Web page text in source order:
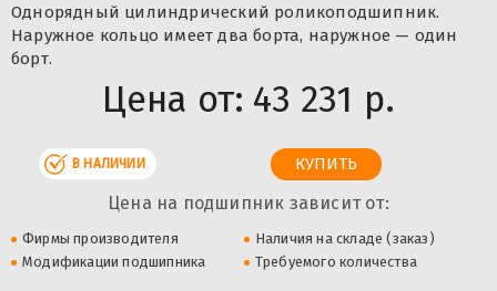
Однорядный цилиндрический роликоподшипник.
Наружное кольцо имеет два борта, наружное — один
борт.
Цена от: 43 231 р.
В НАЛИЧИИ
Цена на подшипник зависит от:
Фирмы производителя
Наличия на складе (заказ)
Модификации подшипника
Требуемого количества